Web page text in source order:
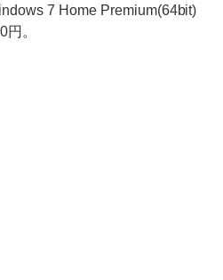
7 Home Premium(64bit)
。